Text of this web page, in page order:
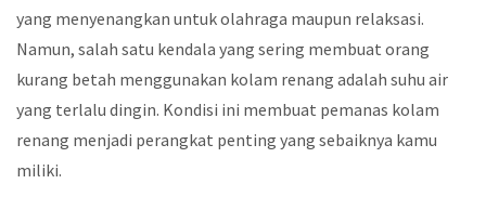
yang menyenangkan untuk olahraga maupun relaksasi.
Namun, salah satu kendala yang sering membuat orang
kurang betah menggunakan kolam renang adalah suhu air
yang terlalu dingin. Kondisi ini membuat pemanas kolam
renang menjadi perangkat penting yang sebaiknya kamu
miliki.